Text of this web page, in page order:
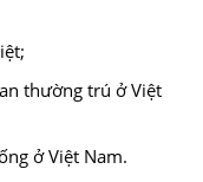
thường trú ở Việt
ở Việt Nam.